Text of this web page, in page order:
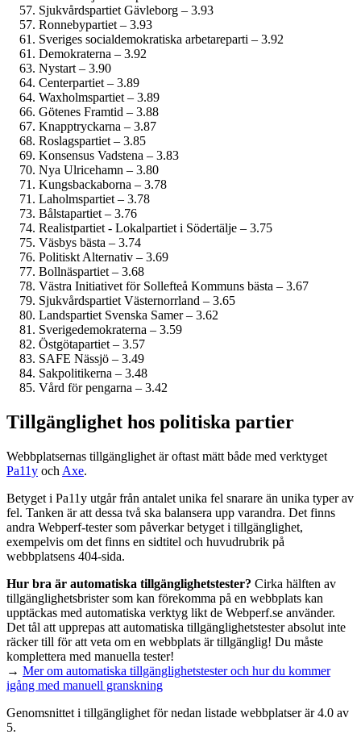
Sjukvårds­partiet Gävleborg – 3.93
Ronnebypartiet – 3.93
Sveriges social­demokratiska arbetareparti – 3.92
Demokraterna – 3.92
Nystart – 3.90
Centerpartiet – 3.89
Waxholmspartiet – 3.89
Götenes Framtid – 3.88
Knapptryckarna – 3.87
Roslagspartiet – 3.85
Konsensus Vadstena – 3.83
Nya Ulricehamn – 3.80
Kungsbackaborna – 3.78
Laholmspartiet – 3.78
Bålstapartiet – 3.76
Realistpartiet - Lokalpartiet i Södertälje – 3.75
Väsbys bästa – 3.74
Politiskt Alternativ – 3.69
Bollnäspartiet – 3.68
Västra Initiativet för Sollefteå Kommuns bästa – 3.67
Sjukvårdspartiet Västernorrland – 3.65
Landspartiet Svenska Samer – 3.62
Sverige­demokraterna – 3.59
Östgötapartiet – 3.57
SAFE Nässjö – 3.49
Sakpolitikerna – 3.48
Vård för pengarna – 3.42
Tillgänglighet hos politiska partier
Webbplatsernas tillgänglighet är oftast mätt både med verktyget
Pa11y och Axe.
Betyget i Pa11y utgår från antalet unika fel snarare än unika typer av
fel. Tanken är att dessa två ska balansera upp varandra. Det finns
andra Webperf-tester som påverkar betyget i tillgänglighet,
exempelvis om det finns en sidtitel och huvudrubrik på
webbplatsens 404-sida.
Hur bra är automatiska tillgänglighets­tester? Cirka hälften av
tillgänglighets­brister som kan förekomma på en webbplats kan
upptäckas med automatiska verktyg likt de Webperf.se använder.
Det tål att upprepas att automatiska tillgänglighets­tester absolut inte
räcker till för att veta om en webbplats är tillgänglig! Du måste
komplettera med manuella tester!
→ Mer om automatiska tillgänglighets­tester och hur du kommer
igång med manuell granskning
Genomsnittet i tillgänglighet för nedan listade webbplatser är 4.0 av
5.